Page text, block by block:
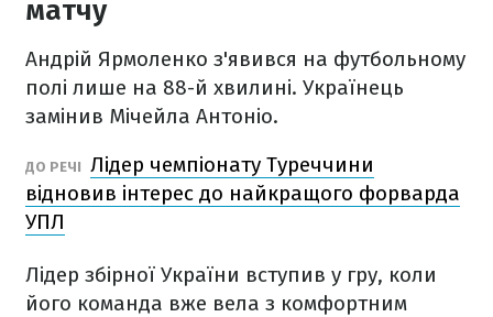
матчу
Андрій Ярмоленко з'явився на футбольному
полі лише на 88-й хвилині. Українець
замінив Мічейла Антоніо.
ДО РЕЧІ Лідер чемпіонату Туреччини
відновив інтерес до найкращого форварда
УПЛ
Лідер збірної України вступив у гру, коли
його команда вже вела з комфортним